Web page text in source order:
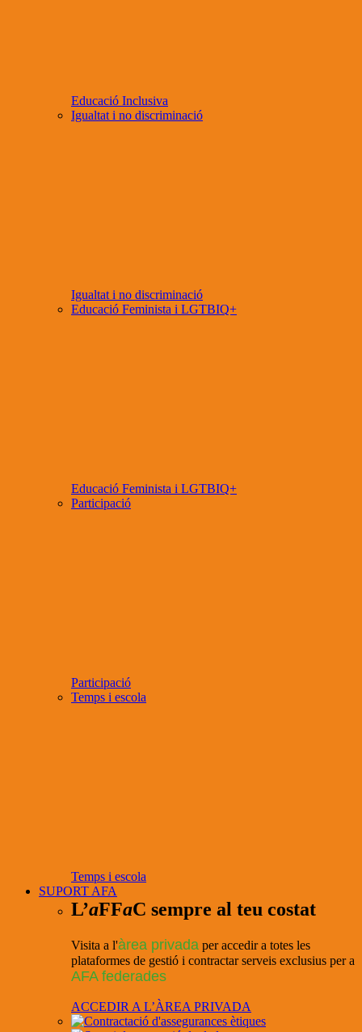
Educació Inclusiva
Igualtat i no discriminació
Igualtat i no discriminació
Educació Feminista i LGTBIQ+
Educació Feminista i LGTBIQ+
Participació
Participació
Temps i escola
Temps i escola
SUPORT AFA
L’aFFaC sempre al teu costat
Visita a l'àrea privada per accedir a totes les
plataformes de gestió i contractar serveis exclusius per a
AFA federades
ACCEDIR A L’ÀREA PRIVADA